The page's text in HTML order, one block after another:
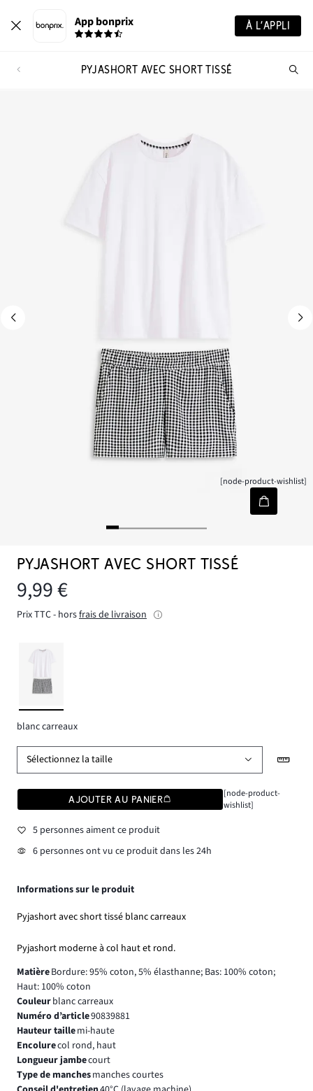
App bonprix À L’APPLI
PYJASHORT AVEC SHORT TISSÉ
[node-product-wishlist]
PYJASHORT AVEC SHORT TISSÉ
9,99 €
Prix TTC - horsfrais de livraison
blanc carreaux
Sélectionnez la taille
AJOUTER AU PANIER
[node-product-
wishlist]
5 personnes aiment ce produit
6 personnes ont vu ce produit dans les 24h
Informations sur le produit
Pyjashort avec short tissé blanc carreaux
Pyjashort moderne à col haut et rond.
MatièreBordure: 95% coton, 5% élasthanne; Bas: 100% coton;
Haut: 100% coton
Couleurblanc carreaux
Numéro d’article90839881
Hauteur taillemi-haute
Encolurecol rond, haut
Longueur jambecourt
Type de manchesmanches courtes